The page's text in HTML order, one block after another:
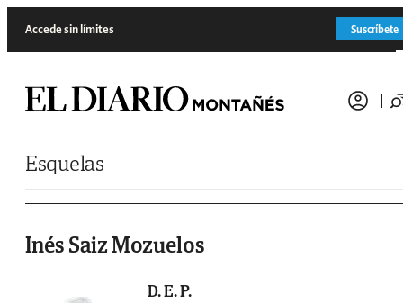
Accede sin límites Suscríbete
Esquelas
Inés Saiz Mozuelos
D. E. P.